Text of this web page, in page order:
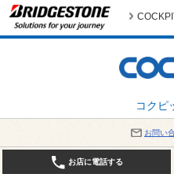
コクピ
お問い
お店に電話する